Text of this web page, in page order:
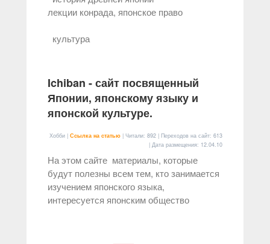
лекции конрада, японское право
культура
Ichiban - сайт посвященный
Японии, японскому языку и
японской культуре.
Хобби | Ссылка на статью | Читали: 892 | Переходов на сайт: 613
| Дата размещения: 12.04.10
На этом сайте материалы, которые
будут полезны всем тем, кто занимается
изучением японского языка,
интересуется японским общество